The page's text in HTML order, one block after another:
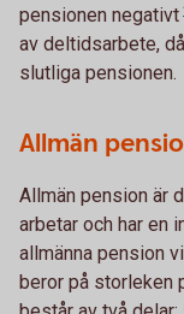
pensionen negativt
av deltidsarbete,
slutliga pensionen.
Allmän
Allmän pension är
arbetar och har en
allmänna pension
beror på storleken